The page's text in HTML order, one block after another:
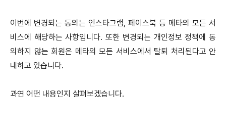
이번에 변경되는 동의는 인스타그램, 페이스북 등 메타의 모든 서
비스에 해당하는 사항입니다.또한 변경되는 개인정보 정책에 동
의하지 않는 회원은 메타의 모든 서비스에서 탈퇴 처리된다고 안
내하고 있습니다.
과연 어떤 내용인지 살펴보겠습니다.